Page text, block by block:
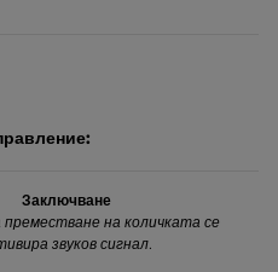
Заключване
на количката се
звуков сигнал.